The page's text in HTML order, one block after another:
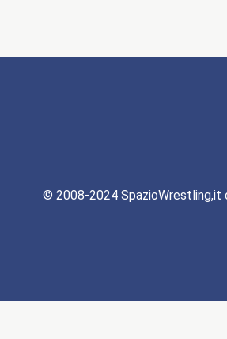
© 2008-2024 SpazioWrestling,it